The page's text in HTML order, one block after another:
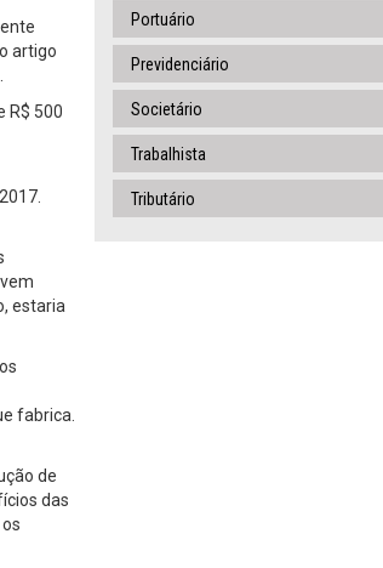
artigo
R$ 500
estaria
fabrica.
de
das
Portuário
Previdenciário
Societário
Trabalhista
Tributário